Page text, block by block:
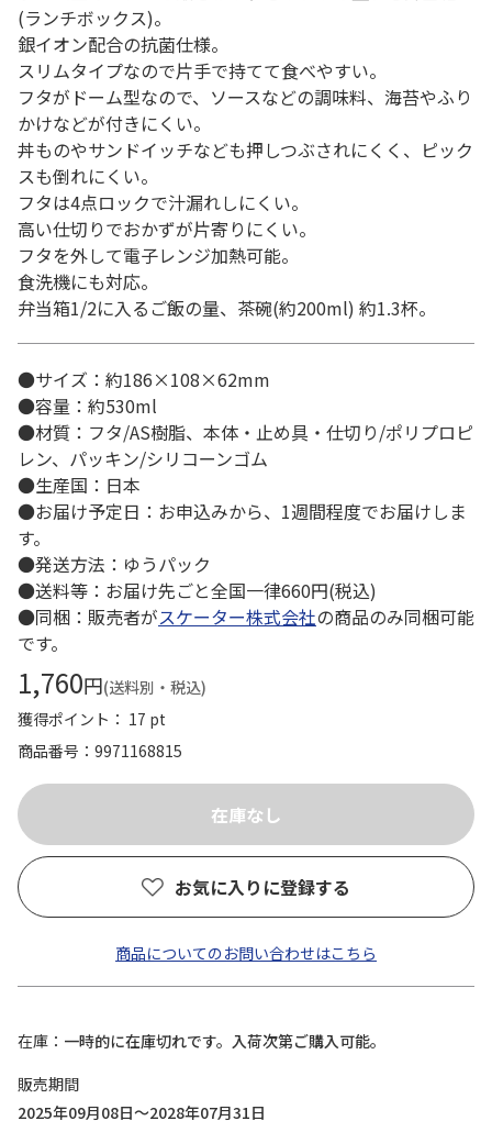
(ランチボックス)。
銀イオン配合の抗菌仕様。
スリムタイプなので片手で持てて食べやすい。
フタがドーム型なので、ソースなどの調味料、海苔やふり
かけなどが付きにくい。
丼ものやサンドイッチなども押しつぶされにくく、ピック
スも倒れにくい。
フタは4点ロックで汁漏れしにくい。
高い仕切りでおかずが片寄りにくい。
フタを外して電子レンジ加熱可能。
食洗機にも対応。
弁当箱1/2に入るご飯の量、茶碗(約200ml) 約1.3杯。
●サイズ：約186×108×62mm
●容量：約530ml
●材質：フタ/AS樹脂、本体・止め具・仕切り/ポリプロピ
レン、パッキン/シリコーンゴム
●生産国：日本
●お届け予定日：お申込みから、1週間程度でお届けしま
す。
●発送方法：ゆうパック
●送料等：お届け先ごと全国一律660円(税込)
●同梱：販売者がスケーター株式会社の商品のみ同梱可能
です。
1,760円(送料別・税込)
獲得ポイント： 17 pt
商品番号
9971168815
お気に入りに登録する
商品についてのお問い合わせはこちら
在庫
一時的に在庫切れです。入荷次第ご購入可能。
販売期間
2025年09月08日～2028年07月31日